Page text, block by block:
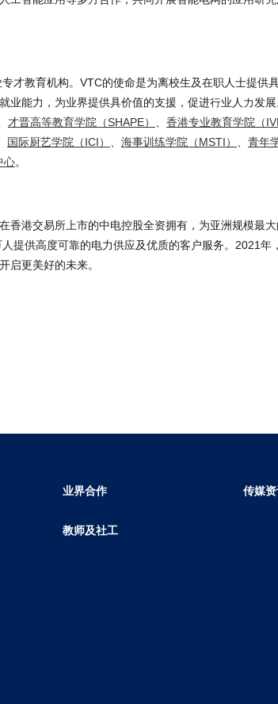
才教育机构。VTC的使命是为离校生及在职人士提供
业能力，为业界提供具价值的支援，促进行业人力发
才晋高等教育学院（SHAPE） 香港专业教育学院（
国际厨艺学院（ICI） 海事训练学院（MSTI） 青年
心。
香港交易所上市的中电控股全资拥有，为亚洲规模最
提供高度可靠的电力供应及优质的客户服务。2021年
启更美好的未来。
业界合作 传媒
教师及社工